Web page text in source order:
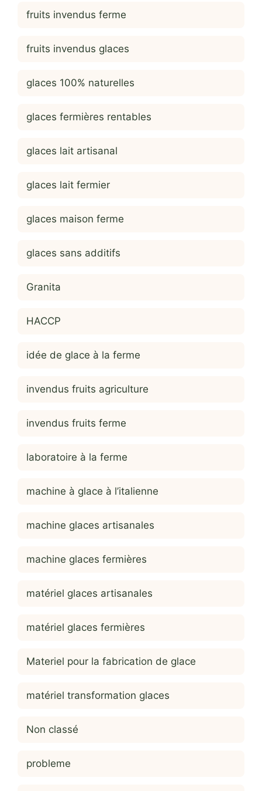
fruits invendus ferme
fruits invendus glaces
glaces 100% naturelles
glaces fermières rentables
glaces lait artisanal
glaces lait fermier
glaces maison ferme
glaces sans additifs
Granita
HACCP
idée de glace à la ferme
invendus fruits agriculture
invendus fruits ferme
laboratoire à la ferme
machine à glace à l’italienne
machine glaces artisanales
machine glaces fermières
matériel glaces artisanales
matériel glaces fermières
Materiel pour la fabrication de glace
matériel transformation glaces
Non classé
probleme